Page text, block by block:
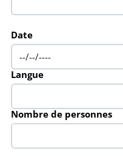
Date
Langue
Nombre de personnes